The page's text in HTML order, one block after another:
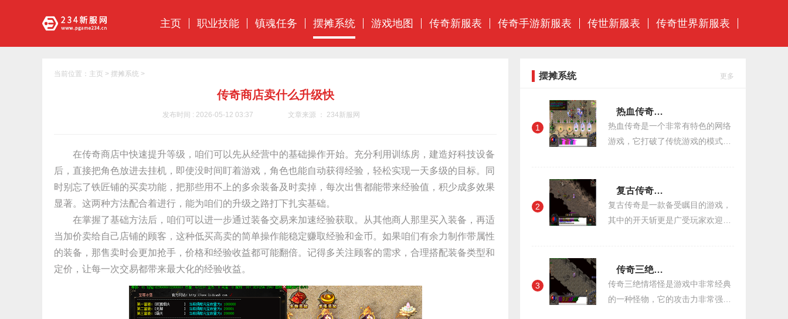
主页 职业技能 镇魂任务 摆摊系统 游戏地图 传奇新服表 传奇手游新服表 传世新服表 传奇世界新服表
当前位置： 主页 > 摆摊系统 >
传奇商店卖什么升级快
发布时间 : 2026-05-12 03:37 文章来源 ： 234新服网
在传奇商店中快速提升等级，咱们可以先从经营中的基础操作开始。充分利用训练房，建造好科技设备
后，直接把角色放进去挂机，即使没时间盯着游戏，角色也能自动获得经验，轻松实现一天多级的目标。同
时别忘了铁匠铺的买卖功能，把那些用不上的多余装备及时卖掉，每次出售都能带来经验值，积少成多效果
显著。这两种方法配合着进行，能为咱们的升级之路打下扎实基础。
在掌握了基础方法后，咱们可以进一步通过装备交易来加速经验获取。从其他商人那里买入装备，再适
当加价卖给自己店铺的顾客，这种低买高卖的简单操作能稳定赚取经验和金币。如果咱们有余力制作带属性
的装备，那售卖时会更加抢手，价格和经验收益都可能翻倍。记得多关注顾客的需求，合理搭配装备类型和
定价，让每一次交易都带来最大化的经验收益。
摆摊系统 更多
1
热血传奇井中月属性
热血传奇是一个非常有特色的网络
游戏，它打破了传统游戏的模式，
在游戏中，有很多的角色和NPC，
其中最受欢迎的
2
复古传奇开天斩怎么获得
复古传奇是一款备受瞩目的游戏，
其中的开天斩更是广受玩家欢迎。
灭性的打击，并且扮演着非常重要
的角色。我们
3
传奇三绝情塔怪什么攻击
传奇三绝情塔怪是游戏中非常经典
的一种怪物，它的攻击力非常强